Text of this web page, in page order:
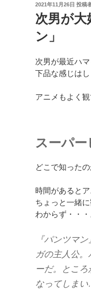
投
日:
2021年11月26日 投稿
次男が
ン」
次男が最近ハ
下品な感じは
アニメもよく観
スーパ
どこで知った
時間があると
ちょっと一緒
わからず・・・
『パンツマ
ガの主人公
ーだ。とこ
なってしま